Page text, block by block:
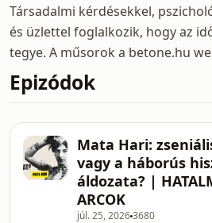
Társadalmi kérdésekkel,
és üzlettel foglalkozik, hogy az
tegye. A műsorok a betone.hu
Epizódok
Mata Hari:
vagy a háborús
áldozata? |
ARCOK
júl. 25, 20263680